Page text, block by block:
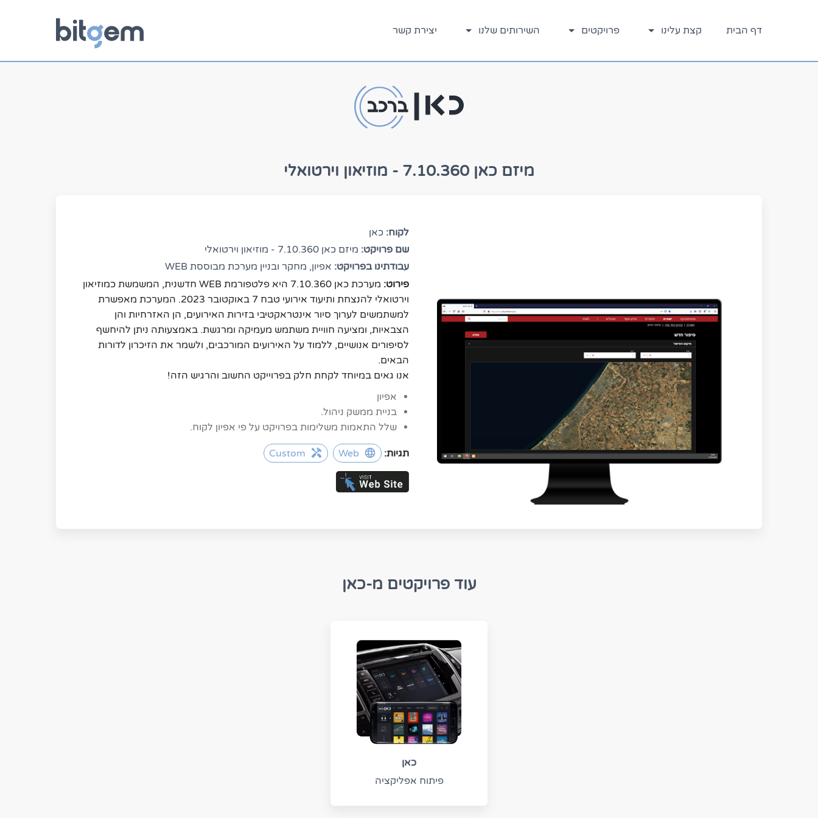
לתוכןדף הבית קצת עלינו פרויקטים השירותים שלנו יצירת קשר
מיזם כאן 7.10.360 - מוזיאון וירטואלי
לקוח: כאן
שם פרויקט: מיזם כאן 7.10.360 - מוזיאון וירטואלי
עבודתינו בפרויקט: אפיון, מחקר ובניין מערכת מבוססת WEB
פירוט:
אנו גאים במיוחד לקחת חלק בפרוייקט החשוב והרגיש הזה!
אפיון
בניית ממשק ניהול.
שלל התאמות משלימות בפרויקט על פי אפיון לקוח.
תגיות:
עוד פרויקטים מ-כאן
כאן
פיתוח אפליקציה